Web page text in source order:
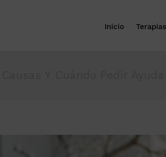
Inicio Terapias